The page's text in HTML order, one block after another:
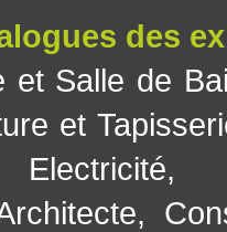
des
et Salle de
et
Electricité
,